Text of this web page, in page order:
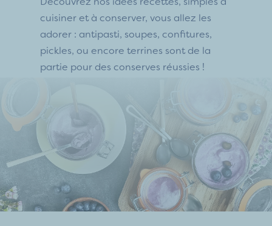
cuisiner et à conserver, vous allez les
adorer : antipasti, soupes, confitures,
pickles, ou encore terrines sont de la
partie pour des conserves réussies !